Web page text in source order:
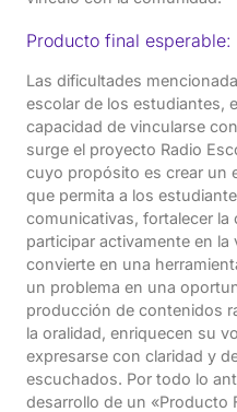
Producto final esperable:
Las dificultades
escolar de los estudiantes,
capacidad de vincularse
surge el proyecto Radio
cuyo propósito es crear un
que permita a los
comunicativas, fortalecer
participar activamente en
convierte en una
un problema en una
producción de contenidos
la oralidad, enriquecen su
expresarse con claridad y
escuchados. Por todo lo
desarrollo de un «Producto